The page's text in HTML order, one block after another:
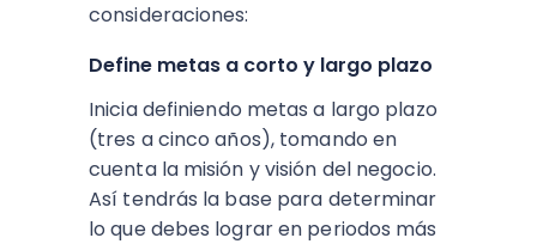
consideraciones:
Define metas a corto y largo plazo
Inicia definiendo metas a largo plazo
(tres a cinco años), tomando en
cuenta la misión y visión del negocio.
Así tendrás la base para determinar
lo que debes lograr en periodos más